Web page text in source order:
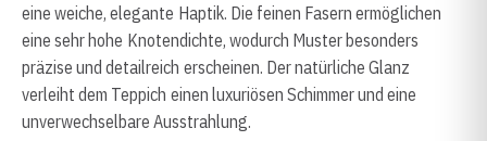
eine weiche, elegante Haptik. Die feinen Fasern ermöglichen
eine sehr hohe Knotendichte, wodurch Muster besonders
präzise und detailreich erscheinen. Der natürliche Glanz
verleiht dem Teppich einen luxuriösen Schimmer und eine
unverwechselbare Ausstrahlung.